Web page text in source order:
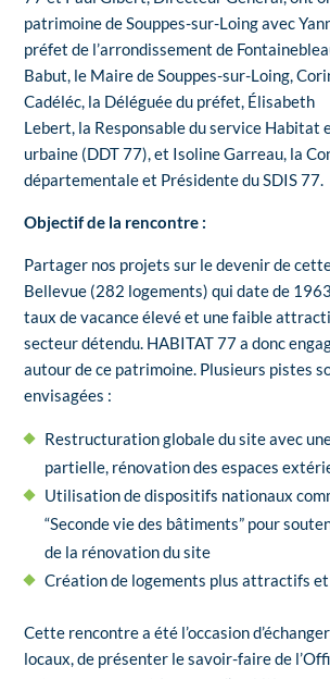
patrimoine de Souppes-sur-Loing avec
préfet de l’arrondissement de
Babut, le Maire de Souppes-sur-Loing,
Cadéléc, la Déléguée du préfet, Élisabeth
Lebert, la Responsable du service Habitat
urbaine (DDT 77), et Isoline Garreau, la
départementale et Présidente du SDIS 77.
Objectif de la rencontre :
Partager nos projets sur le devenir de
Bellevue (282 logements) qui date de
taux de vacance élevé et une faible
secteur détendu. HABITAT 77 a donc
autour de ce patrimoine. Plusieurs pistes
envisagées :
Restructuration globale du site avec
partielle, rénovation des espaces
Utilisation de dispositifs nationaux
“Seconde vie des bâtiments” pour
de la rénovation du site
Création de logements plus attractifs
Cette rencontre a été l’occasion
locaux, de présenter le savoir-faire de